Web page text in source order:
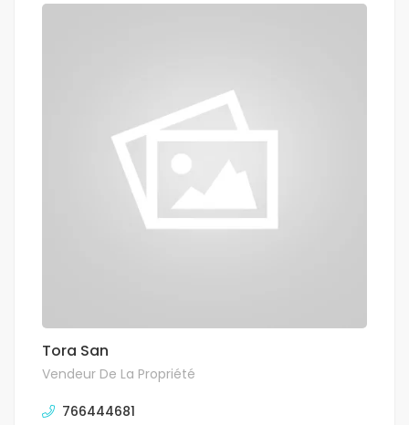
Tora San
Vendeur De La Propriété
766444681